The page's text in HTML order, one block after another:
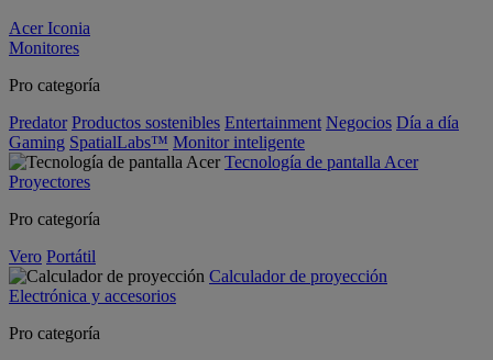
Acer Iconia
Monitores
Pro categoría
Predator Productos sostenibles Entertainment Negocios Día a día
Gaming SpatialLabs™ Monitor inteligente
Tecnología de pantalla Acer
Proyectores
Pro categoría
Vero Portátil
Calculador de proyección
Electrónica y accesorios
Pro categoría